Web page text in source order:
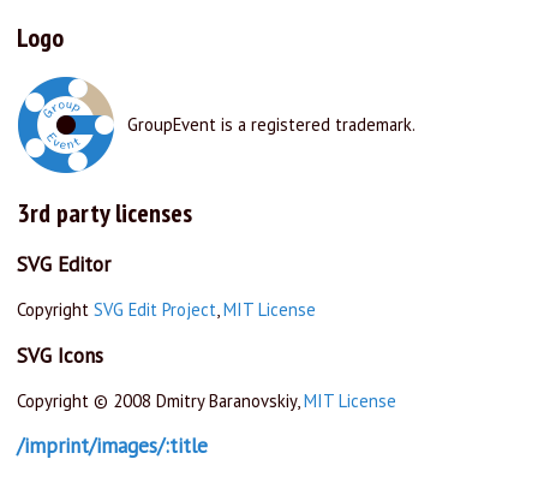
Logo
GroupEvent is a registered trademark.
3rd party licenses
SVG Editor
Copyright SVG Edit Project,MIT License
SVG Icons
Copyright © 2008 Dmitry Baranovskiy, MIT License
/imprint/images/:title